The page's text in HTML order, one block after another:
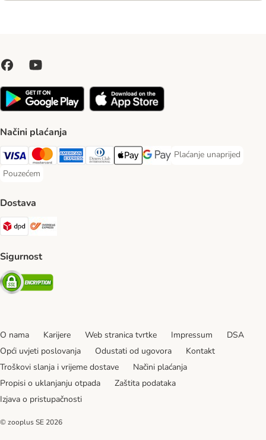
Načini plaćanja
Visa Payment Method
MasterCard Payment Method
American Express Payment Method
Diners Club Payment Method
Payment MethodGoogle pay Payment Method
Plaćanje unaprijed
Plaćanje unaprijed
Pouzećem
Pouzećem Payment Method
Dostava
DPD Shipping Method
Sigurnost
Security
O nama Karijere Web stranica tvrtke Impressum
DSA
Opći uvjeti poslovanja
Odustati od ugovora
Kontakt
Troškovi slanja i vrijeme dostave
Načini plaćanja
Propisi o uklanjanju otpada
Zaštita podataka
Izjava o pristupačnosti
© zooplus SE 2026